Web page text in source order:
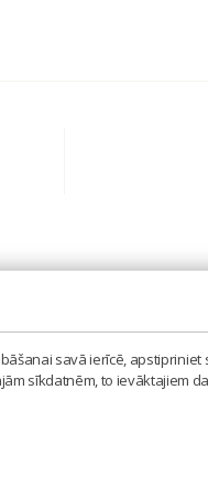
savā ierīcē,
sīkdatnēm, to ievāktajiem